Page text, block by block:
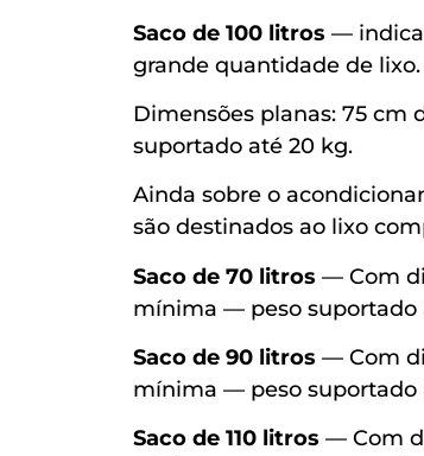
Saco de 100 litros —
grande quantidade de lixo.
Dimensões planas: 75 cm
suportado até 20 kg.
Ainda sobre o
são destinados ao lixo
Saco de 70 litros — Com
mínima — peso suportado
Saco de 90 litros — Com
mínima — peso suportado
Saco de 110 litros — Com